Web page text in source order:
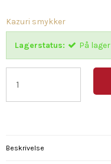
Kazuri smykker
Lagerstatus: På lager
Beskrivelse